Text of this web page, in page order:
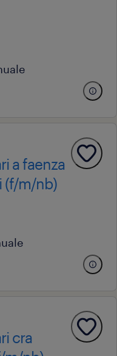
a faenza
(f/m/nb)
cra